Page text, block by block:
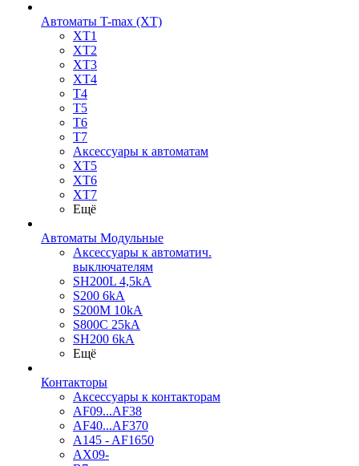
Автоматы T-max (XT)
XT1
XT2
XT3
XT4
T4
T5
T6
T7
Аксессуары к автоматам
XT5
XT6
XT7
Ещё
Автоматы Модульные
Аксессуары к автоматич.
выключателям
SH200L 4,5kA
S200 6kA
S200M 10kA
S800C 25kA
SH200 6kA
Ещё
Контакторы
Аксессуары к контакторам
AF09...AF38
AF40...AF370
A145 - AF1650
AX09-